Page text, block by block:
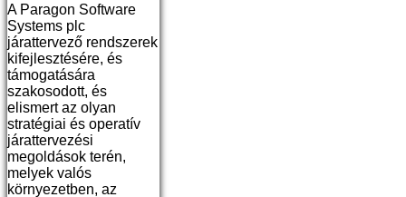
A Paragon Software
Systems plc
járattervező rendszerek
kifejlesztésére, és
támogatására
szakosodott, és
elismert az olyan
stratégiai és operatív
járattervezési
megoldások terén,
melyek valós
környezetben, az